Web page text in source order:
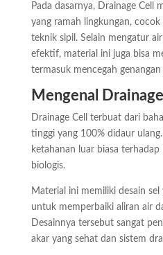
Pada dasarnya, Drainage Cell
yang ramah lingkungan,
teknik sipil. Selain mengatur
efektif, material ini juga bisa
termasuk mencegah genangan
Mengenal Drainage
Drainage Cell terbuat dari
tinggi yang 100% didaur
ketahanan luar biasa
biologis.
Material ini memiliki desain
untuk memperbaiki aliran air
Desainnya tersebut sangat
akar yang sehat dan sistem